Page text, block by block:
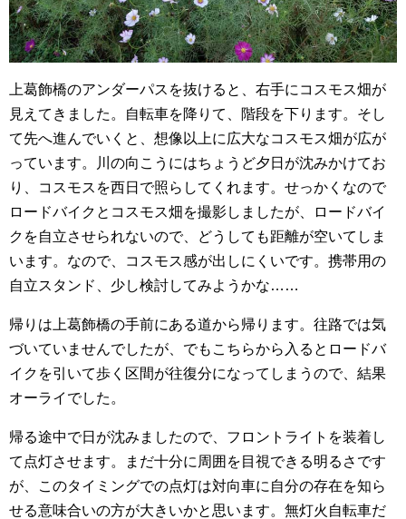
上葛飾橋のアンダーパスを抜けると、右手にコスモス畑が
見えてきました。自転車を降りて、階段を下ります。そし
て先へ進んでいくと、想像以上に広大なコスモス畑が広が
っています。川の向こうにはちょうど夕日が沈みかけてお
り、コスモスを西日で照らしてくれます。せっかくなので
ロードバイクとコスモス畑を撮影しましたが、ロードバイ
クを自立させられないので、どうしても距離が空いてしま
います。なので、コスモス感が出しにくいです。携帯用の
自立スタンド、少し検討してみようかな……
帰りは上葛飾橋の手前にある道から帰ります。往路では気
づいていませんでしたが、でもこちらから入るとロードバ
イクを引いて歩く区間が往復分になってしまうので、結果
オーライでした。
帰る途中で日が沈みましたので、フロントライトを装着し
て点灯させます。まだ十分に周囲を目視できる明るさです
が、このタイミングでの点灯は対向車に自分の存在を知ら
せる意味合いの方が大きいかと思います。無灯火自転車だ